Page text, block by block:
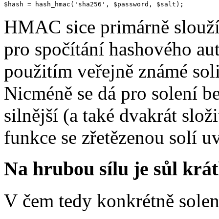
$hash = hash_hmac( 'sha256' , $password , $salt );
HMAC sice primárně
pro spočítání hashového
použitím veřejně známé
Nicméně se dá pro solení
silnější (a také dvakrát
funkce se zřetězenou solí
Na hrubou sílu je sůl
V čem tedy konkrétně